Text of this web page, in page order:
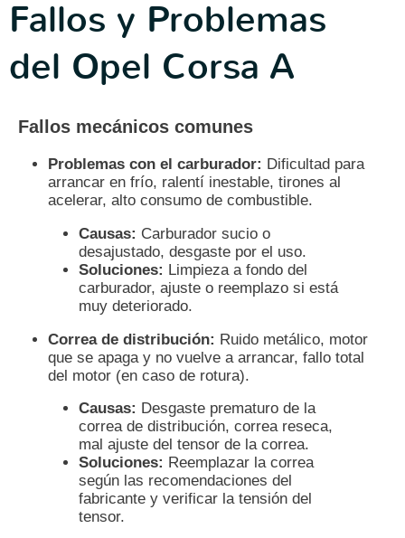
Fallos y Problemas
del Opel Corsa A
Fallos mecánicos comunes
Problemas con el carburador: Dificultad para
arrancar en frío, ralentí inestable, tirones al
acelerar, alto consumo de combustible.
Causas: Carburador sucio o
desajustado, desgaste por el uso.
Soluciones: Limpieza a fondo del
carburador, ajuste o reemplazo si está
muy deteriorado.
Correa de distribución: Ruido metálico, motor
que se apaga y no vuelve a arrancar, fallo total
del motor (en caso de rotura).
Causas: Desgaste prematuro de la
correa de distribución, correa reseca,
mal ajuste del tensor de la correa.
Soluciones: Reemplazar la correa
según las recomendaciones del
fabricante y verificar la tensión del
tensor.